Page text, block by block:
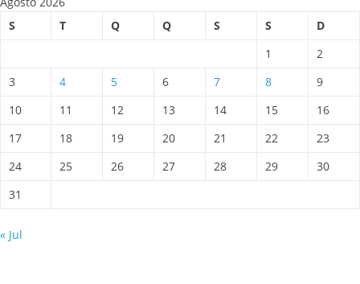
S
T Q Q S S
D
1
2
3
4 5 6 7 8
9
10
11 12 13 14 15
16
17
18 19 20 21 22
23
24
25 26 27 28 29
30
31
« Jul